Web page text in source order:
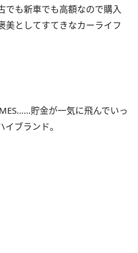
でも新車でも高額なので購入
美としてすてきなカーライフ
貯金が一気に飛んでいっ
ブランド。